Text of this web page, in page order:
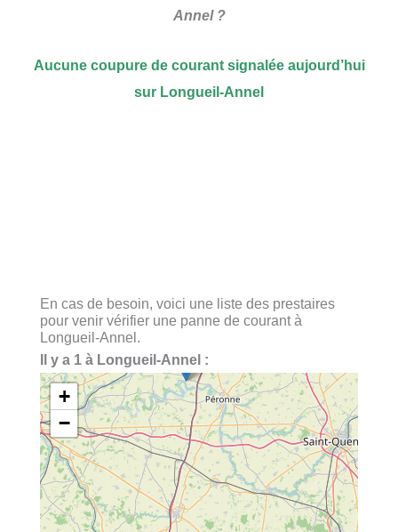
Annel ?
Aucune coupure de courant signalée aujourd’hui
sur Longueil-Annel
En cas de besoin, voici une liste des prestaires
pour venir vérifier une panne de courant à
Longueil-Annel.
Il y a 1 à Longueil-Annel :
+
−